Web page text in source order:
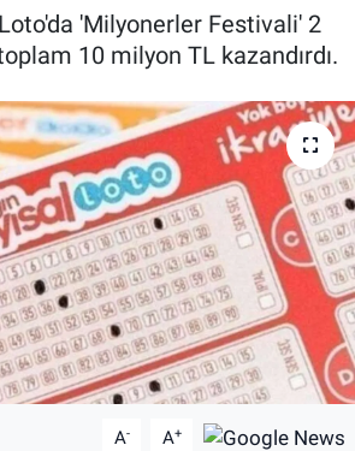
Loto'da 'Milyonerler Festivali' 2
10 milyon TL kazandırdı.
A- A+